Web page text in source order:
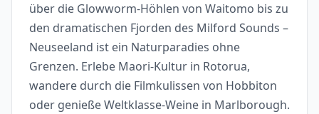
über die Glowworm-Höhlen von Waitomo bis zu
den dramatischen Fjorden des Milford Sounds –
Neuseeland ist ein Naturparadies ohne
Grenzen. Erlebe Maori-Kultur in Rotorua,
wandere durch die Filmkulissen von Hobbiton
oder genieße Weltklasse-Weine in Marlborough.